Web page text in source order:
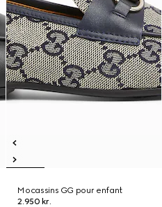
Mocassins GG pour enfant
2.950 kr.